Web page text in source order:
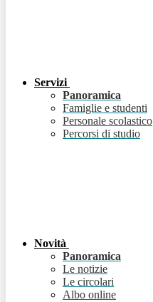
Servizi
Panoramica
Famiglie e studenti
Personale scolastico
Percorsi di studio
Novità
Panoramica
Le notizie
Le circolari
Albo online